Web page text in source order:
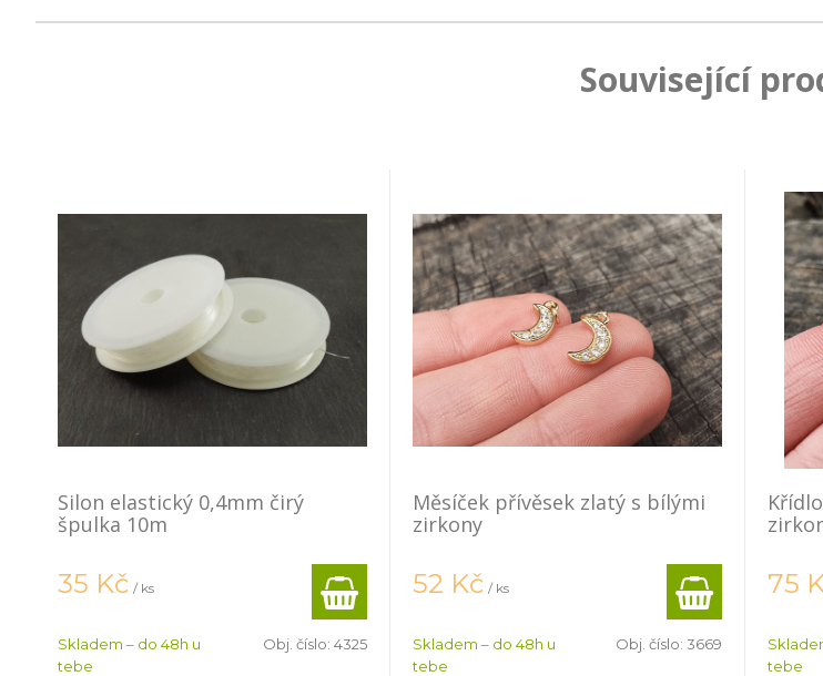
Související
Silon elastický 0,4mm čirý
špulka 10m
35 Kč / ks
Skladem – do 48h u
tebe
Obj. číslo: 4325
Měsíček přívěsek zlatý s bílými
zirkony
52 Kč / ks
Skladem – do 48h u
tebe
Obj. číslo: 3669
75
tebe